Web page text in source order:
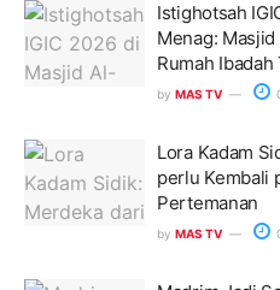
Istighotsah
Menag:
Rumah
by MAS TV
Lora Kadam
perlu Kembali
Pertemanan
by MAS TV